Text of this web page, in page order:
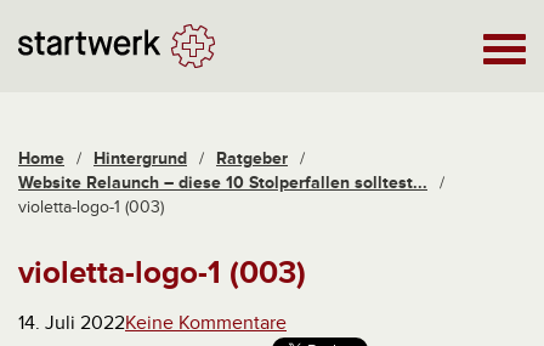
Home / Hintergrund / Ratgeber /
Website Relaunch – diese 10 Stolperfallen solltest...
/
violetta-logo-1 (003)
violetta-logo-1 (003)
14. Juli 2022Keine Kommentare